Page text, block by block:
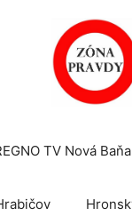
TV Nová Baňa